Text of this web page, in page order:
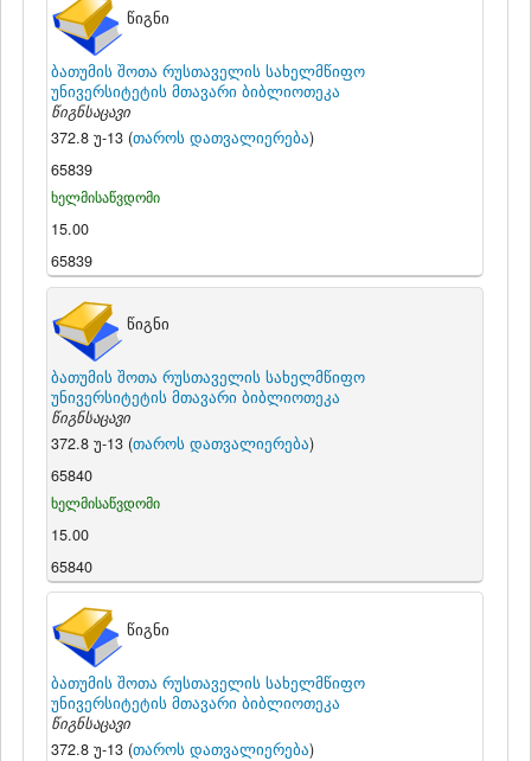
წიგნი
ბათუმის შოთა რუსთაველის სახელმწიფო
უნივერსიტეტის მთავარი ბიბლიოთეკა
წიგნსაცავი
372.8 უ-13 (თაროს დათვალიერება)
65839
ხელმისაწვდომი
15.00
65839
წიგნი
ბათუმის შოთა რუსთაველის სახელმწიფო
უნივერსიტეტის მთავარი ბიბლიოთეკა
წიგნსაცავი
372.8 უ-13 (თაროს დათვალიერება)
65840
ხელმისაწვდომი
15.00
65840
წიგნი
ბათუმის შოთა რუსთაველის სახელმწიფო
უნივერსიტეტის მთავარი ბიბლიოთეკა
წიგნსაცავი
372.8 უ-13 (თაროს დათვალიერება)